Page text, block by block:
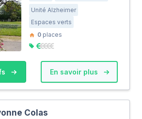
Unité Alzheimer
Espaces verts
0 places
En savoir plus
Colas